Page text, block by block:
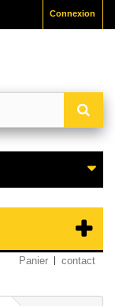
Connexion
Panier contact